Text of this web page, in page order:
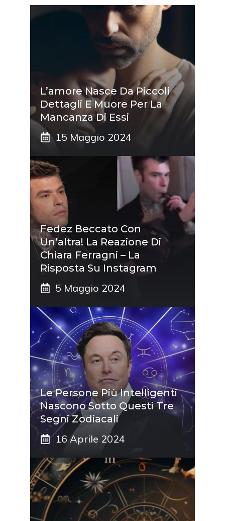
L’amore Nasce Da Piccoli
Dettagli E Muore Per La
Mancanza Di Essi
15 Maggio 2024
Fedez Beccato Con
Un’altra! La Reazione Di
Chiara Ferragni – La
Risposta Su Instagram
5 Maggio 2024
Le Persone Più Intelligenti
Nascono Sotto Questi Tre
Segni Zodiacali
16 Aprile 2024